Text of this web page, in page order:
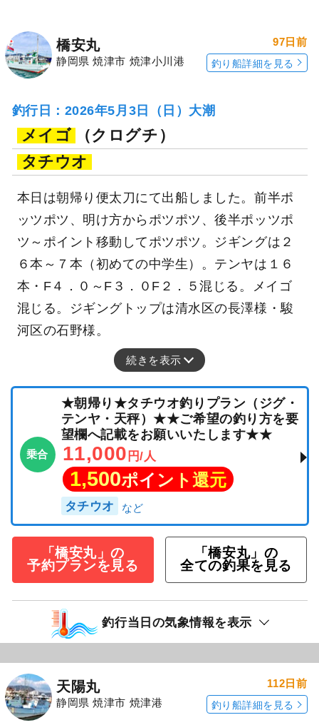
橋安丸
静岡県 焼津市 焼津小川港
97日前
釣り船詳細を見る
釣行日：2026年5月3日（日）大潮
メイゴ
（クログチ）
タチウオ
本日は朝帰り便太刀にて出船しました。前半ポ
ッツポツ、明け方からポツポツ、後半ポッツポ
ツ～ポイント移動してポツポツ。ジギングは２
６本～７本（初めての中学生）。テンヤは１６
本・F４．０～F３．０F２．５混じる。メイゴ
混じる。ジギングトップは清水区の長澤様・駿
河区の石野様。
続きを表示
乗合
★朝帰り★タチウオ釣りプラン（ジグ・
テンヤ・天秤）★★ご希望の釣り方を要
望欄へ記載をお願いいたします★★
11,000 円/人
1,500ポイント還元
タチウオ
「橋安丸」の
予約プランを見る
「橋安丸」の
全ての釣果を見る
釣行当日の気象情報を表示
天陽丸
静岡県 焼津市 焼津港
112日前
釣り船詳細を見る